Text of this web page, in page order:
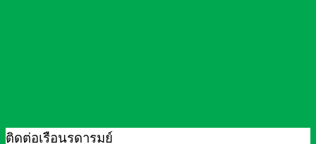
ติดต่อเรือนรดารมย์